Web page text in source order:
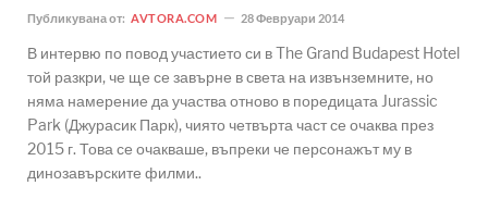
Публикувана от: AVTORA.COM 28 Февруари 2014
В интервю по повод участието си в The Grand Budapest Hotel
той разкри, че ще се завърне в света на извънземните, но
няма намерение да участва отново в поредицата Jurassic
Park (Джурасик Парк), чиято четвърта част се очаква през
2015 г. Това се очакваше, въпреки че персонажът му в
динозавърските филми..